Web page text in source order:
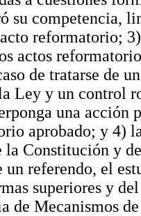
su competencia,
reformatorio;
actos
de tratarse de
Ley y un control
una
aprobado; y 4)
la Constitución y
un referendo, el
superiores y
de Mecanismos